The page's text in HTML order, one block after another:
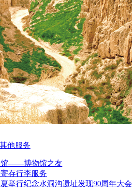
其他服务
馆——博物馆之友
存行李服务
举行纪念水洞沟遗址发现90周年大会